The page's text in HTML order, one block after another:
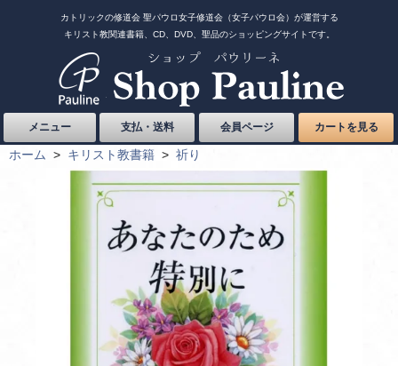
カトリックの修道会 聖パウロ女子修道会（女子パウロ会）が運営する
キリスト教関連書籍、CD、DVD、聖品のショッピングサイトです。
メニュー 支払・送料 会員ページ カートを見る
ホーム > キリスト教書籍 > 祈り